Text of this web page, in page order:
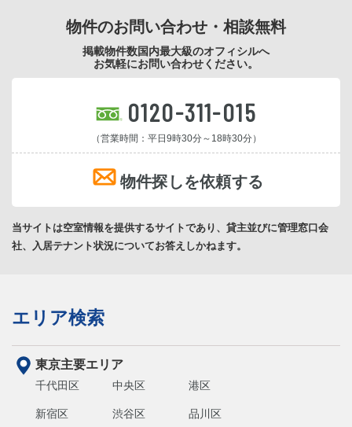
物件のお問い合わせ・相談無料
掲載物件数国内最大級のオフィシルへ
お気軽にお問い合わせください。
0120-311-015
（営業時間：平日9時30分～18時30分）
物件探しを依頼する
当サイトは空室情報を提供するサイトであり、貸主並びに管理窓口会
社、入居テナント状況についてお答えしかねます。
エリア検索
東京主要エリア
千代田区 中央区 港区
新宿区 渋谷区 品川区